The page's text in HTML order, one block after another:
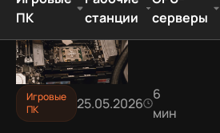
ПК
станции
серверы
Игровые
ПК
25.05.2026
6
мин